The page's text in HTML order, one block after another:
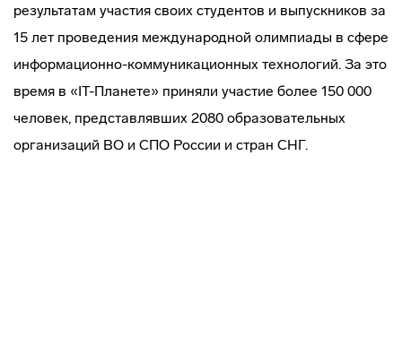
результатам участия своих студентов и выпускников за
15 лет проведения международной олимпиады в сфере
информационно-коммуникационных технологий. За это
время в «IT-Планете» приняли участие более 150 000
человек, представлявших 2080 образовательных
организаций ВО и СПО России и стран СНГ.